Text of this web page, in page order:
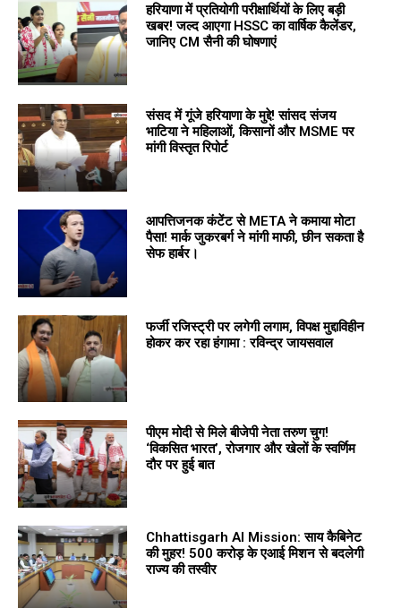
हरियाणा में प्रतियोगी परीक्षार्थियों के लिए बड़ी
खबर! जल्द आएगा HSSC का वार्षिक कैलेंडर,
जानिए CM सैनी की घोषणाएं
संसद में गूंजे हरियाणा के मुद्दे! सांसद संजय
भाटिया ने महिलाओं, किसानों और MSME पर
मांगी विस्तृत रिपोर्ट
आपत्तिजनक कंटेंट से META ने कमाया मोटा
पैसा! मार्क जुकरबर्ग ने मांगी माफी, छीन सकता है
सेफ हार्बर।
फर्जी रजिस्ट्री पर लगेगी लगाम, विपक्ष मुद्दाविहीन
होकर कर रहा हंगामा : रविन्द्र जायसवाल
पीएम मोदी से मिले बीजेपी नेता तरुण चुग!
‘विकसित भारत’, रोजगार और खेलों के स्वर्णिम
दौर पर हुई बात
Chhattisgarh AI Mission: साय कैबिनेट
की मुहर! 500 करोड़ के एआई मिशन से बदलेगी
राज्य की तस्वीर